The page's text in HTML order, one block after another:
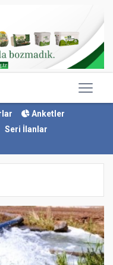
Anketler
Seri İlanlar